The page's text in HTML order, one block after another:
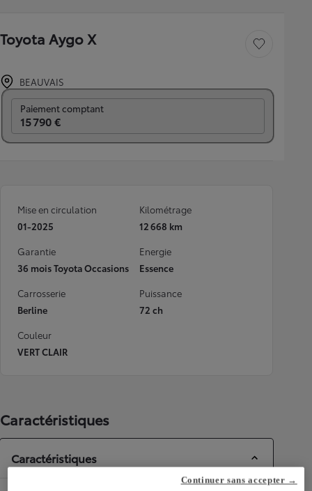
Toyota Aygo X Sauvegarder le
BEAUVAIS
Paiement comptant
15 790 €
Mise en circulation
01-2025
Kilométrage
12 668 km
Garantie
36 mois Toyota Occasions
Energie
Essence
Carrosserie
Berline
Puissance
72 ch
Couleur
VERT CLAIR
Caractéristiques
Caractéristiques
Continuer sans accepter →